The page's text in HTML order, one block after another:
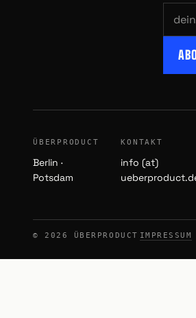
ÜBERPRODUCT
Berlin ·
Potsdam
KONTAKT
info (at)
© 2026 ÜBERPRODUCT IMPRESSUM